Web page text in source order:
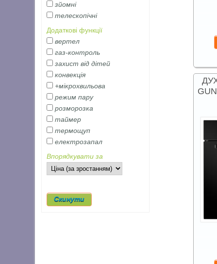
зйомні
телескопічні
Додаткові функції
вертел
газ-контроль
захист від дітей
конвекція
+мікрохвильова
режим пару
розморозка
таймер
термощуп
електрозапал
Впорядкувати за